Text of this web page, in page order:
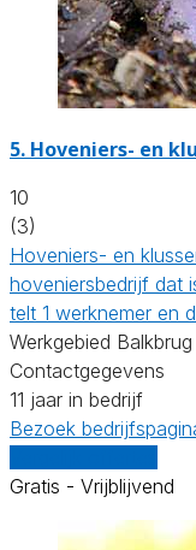
5. Hoveniers- en
10
(3)
Hoveniers- en
hoveniersbedrijf dat
telt 1 werknemer en
Werkgebied Balkbrug
Contactgegevens
11 jaar in bedrijf
Bezoek
Gratis - Vrijblijvend